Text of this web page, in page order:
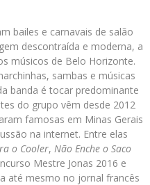
bailes e carnavais de salão
descontraída e moderna, a
músicos de Belo Horizonte.
sambas e músicas
banda é tocar predominante
do grupo vêm desde 2012
famosas em Minas Gerais
na internet. Entre elas
o Cooler, Não Enche o Saco
Mestre Jonas 2016 e
até mesmo no jornal francês